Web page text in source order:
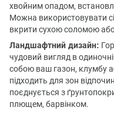
хвойним опадом,
Можна використовувати
вкрити сухою соломою
Ландшафтний дизайн:
чудовий вигляд в
собою ваш газон, клумбу
підходить для зон
поєднується з
плющем, барвінком.